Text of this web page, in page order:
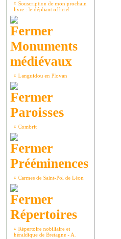
¤ Souscription de mon prochain
livre : le dépliant officiel
Monuments
médiévaux
¤ Languidou en Plovan
Paroisses
¤ Combrit
Prééminences
¤ Carmes de Saint-Pol de Léon
Répertoires
¤ Répertoire nobiliaire et
héraldique de Bretagne - A.